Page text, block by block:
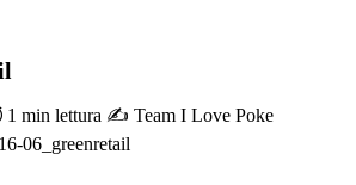
min lettura ✍️ Team I Love Poke
16-06_greenretail